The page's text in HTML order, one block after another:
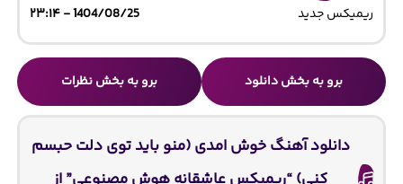
ریمیکس جدید
1404/08/25 - ۲۳:۱۴
برو به بخش دانلود برو به بخش نظرات
دانلود آهنگ خوش امدی (منو باید توی دلت حبسم
کنی) “ریمیکس عاشقانه هوش مصنوعی” از